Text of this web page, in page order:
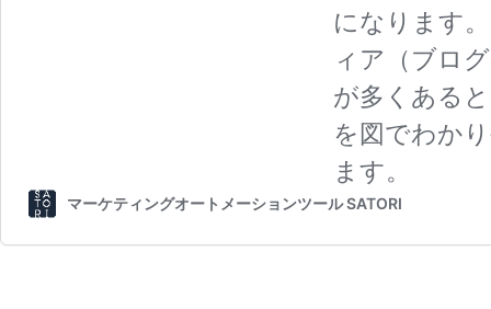
になります
ィア（ブロ
が多くある
を図でわか
ます。
マーケティングオートメーションツール SATORI